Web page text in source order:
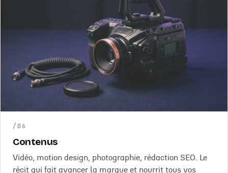
/ 06
Contenus
Vidéo, motion design, photographie, rédaction SEO. Le
récit qui fait avancer la marque et nourrit tous vos